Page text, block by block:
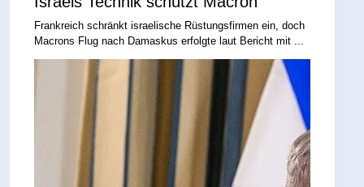
Frankreich schränkt israelische Rüstungsfirmen ein, doch
Macrons Flug nach Damaskus erfolgte laut Bericht mit ...